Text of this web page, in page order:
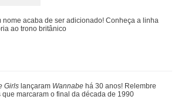
faz novo procedimento estético para definir
realizada
a dinâmica do NCT e relembre quem já fez parte
K-Pop
nome acaba de ser adicionado! Conheça a linha
ao trono britânico
Girls lançaram Wannabe há 30 anos! Relembre
que marcaram o final da década de 1990